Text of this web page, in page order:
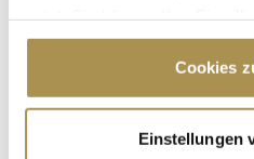
Cookie-Erklärung oder durch
Trigger Symbol ändern oder
Informationen über
Cookies
Einstellungen